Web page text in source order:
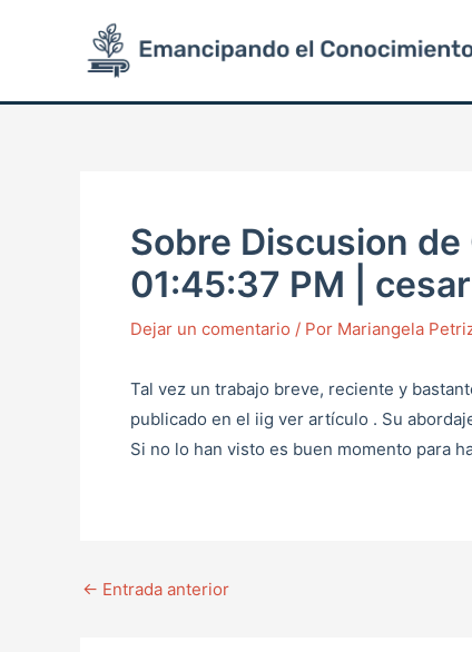
Sobre Discusion
01:45:37 PM |
Dejar un comentario / Por Mariangela
Tal vez un trabajo breve, reciente y
publicado en el iig ver artículo . Su
Si no lo han visto es buen momento para
navigation
← Entrada anterior